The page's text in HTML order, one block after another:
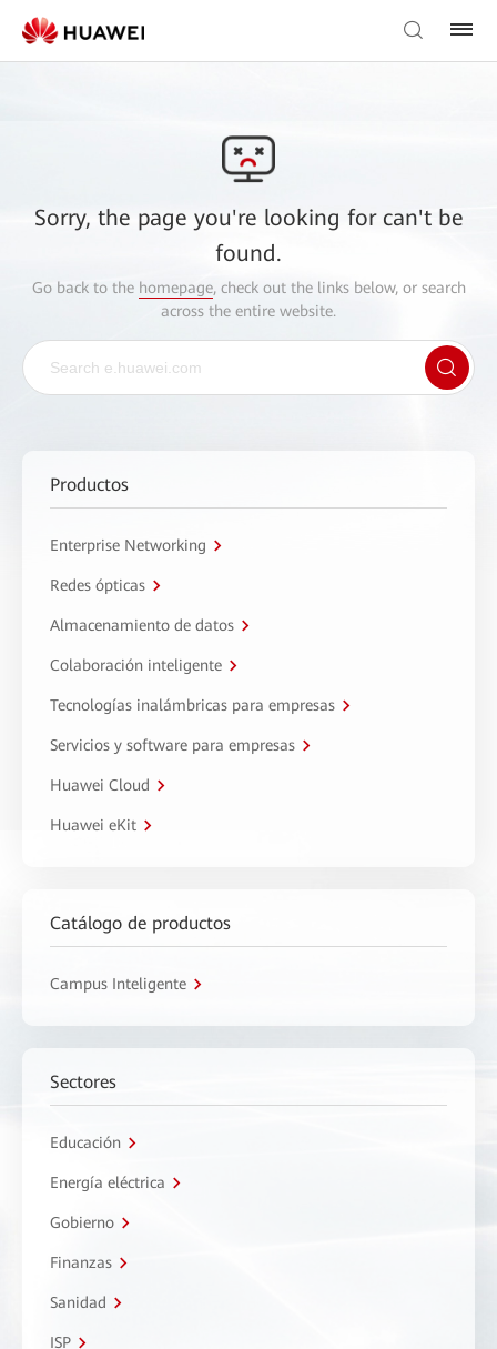
Sorry, the page you're looking for can't be
found.
Go back to the homepage, check out the links below, or search
across the entire website.
Productos
Enterprise Networking
Redes ópticas
Almacenamiento de datos
Colaboración inteligente
Tecnologías inalámbricas para empresas
Servicios y software para empresas
Huawei Cloud
Huawei eKit
Catálogo de productos
Campus Inteligente
Sectores
Educación
Energía eléctrica
Gobierno
Finanzas
Sanidad
ISP